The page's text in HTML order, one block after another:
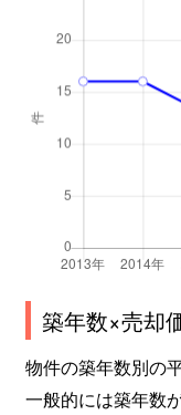
築年数×売却
物件の築年数別の
一般的には築年数